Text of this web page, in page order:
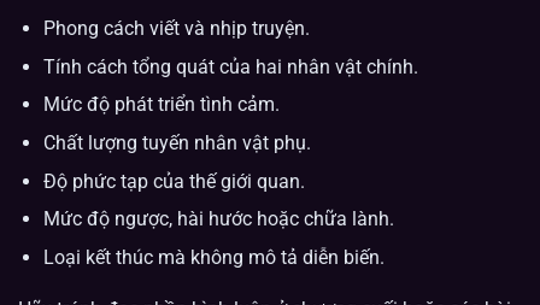
Phong cách viết và nhịp truyện.
Tính cách tổng quát của hai nhân vật chính.
Mức độ phát triển tình cảm.
Chất lượng tuyến nhân vật phụ.
Độ phức tạp của thế giới quan.
Mức độ ngược, hài hước hoặc chữa lành.
Loại kết thúc mà không mô tả diễn biến.